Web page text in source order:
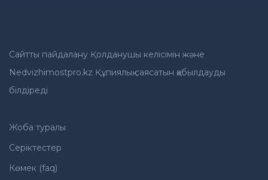
Сайтты пайдалану Қолданушы келісімін және
Nedvizhimostpro.kz Құпиялық саясатын қабылдауды
білдіреді
Жоба туралы
Серіктестер
Көмек (faq)